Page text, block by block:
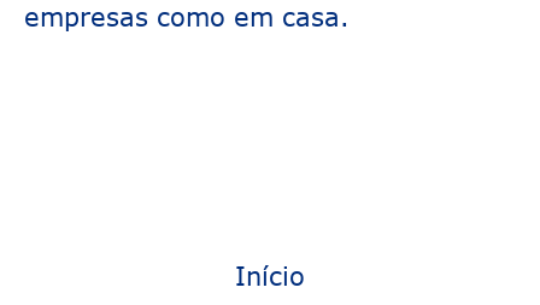
empresas como em casa.
Início